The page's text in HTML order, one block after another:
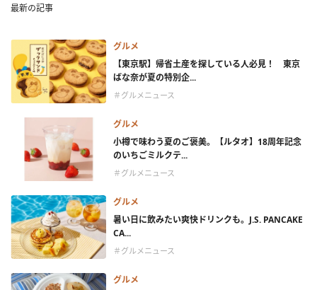
最新の記事
グルメ
【東京駅】帰省土産を探している人必見！ 東京
ばな奈が夏の特別企...
＃グルメニュース
グルメ
小樽で味わう夏のご褒美。【ルタオ】18周年記念
のいちごミルクテ...
＃グルメニュース
グルメ
暑い日に飲みたい爽快ドリンクも。J.S. PANCAKE
CA...
＃グルメニュース
グルメ